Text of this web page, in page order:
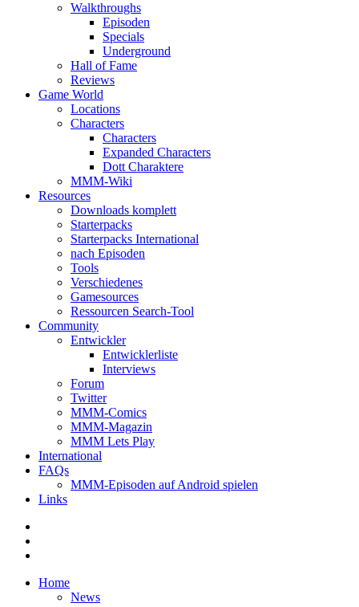
Walkthroughs
Episoden
Specials
Underground
Hall of Fame
Reviews
Game World
Locations
Characters
Characters
Expanded Characters
Dott Charaktere
MMM-Wiki
Resources
Downloads komplett
Starterpacks
Starterpacks International
nach Episoden
Tools
Verschiedenes
Gamesources
Ressourcen Search-Tool
Community
Entwickler
Entwicklerliste
Interviews
Forum
Twitter
MMM-Comics
MMM-Magazin
MMM Lets Play
International
FAQs
MMM-Episoden auf Android spielen
Links
Home
News